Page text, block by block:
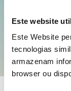
Este website
Este Website
tecnologias
armazenam
browser ou